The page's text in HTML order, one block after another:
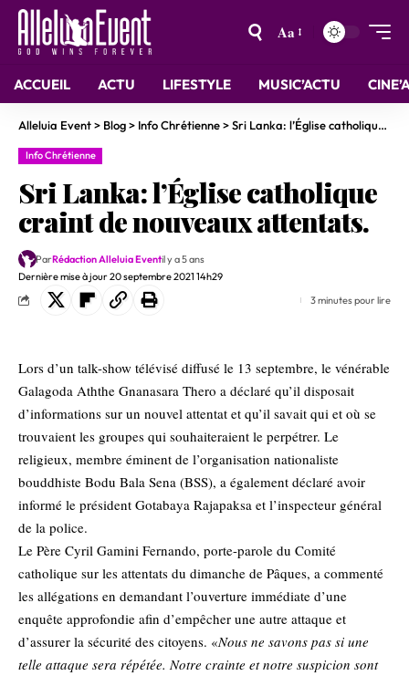
Aa
ACCUEIL ACTU LIFESTYLE MUSIC’ACTU
Alleluia Event> Blog> Info Chrétienne>Sri Lanka: l’Église catholique craint de nouveaux attentats.
Info Chrétienne
Sri Lanka: l’Église catholique
craint de nouveaux attentats.
Dernière mise à jour 20 septembre 2021 14h29
ParRédaction Alleluia Eventil y a 5 ans
3 minutes pour lire
Lors d’un talk-show télévisé diffusé le 13 septembre, le vénérable
Galagoda Aththe Gnanasara Thero a déclaré qu’il disposait
d’informations sur un nouvel attentat et qu’il savait qui et où se
trouvaient les groupes qui souhaiteraient le perpétrer. Le
religieux, membre éminent de l’organisation nationaliste
bouddhiste Bodu Bala Sena (BSS), a également déclaré avoir
informé le président Gotabaya Rajapaksa et l’inspecteur général
de la police.
Le Père Cyril Gamini Fernando, porte-parole du Comité
catholique sur les attentats du dimanche de Pâques, a commenté
les allégations en demandant l’ouverture immédiate d’une
enquête approfondie afin d’empêcher une autre attaque et
d’assurer la sécurité des citoyens. «Nous ne savons pas si une
telle attaque sera répétée. Notre crainte et notre suspicion sont